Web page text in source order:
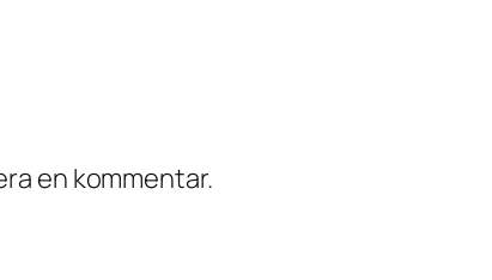
en kommentar.